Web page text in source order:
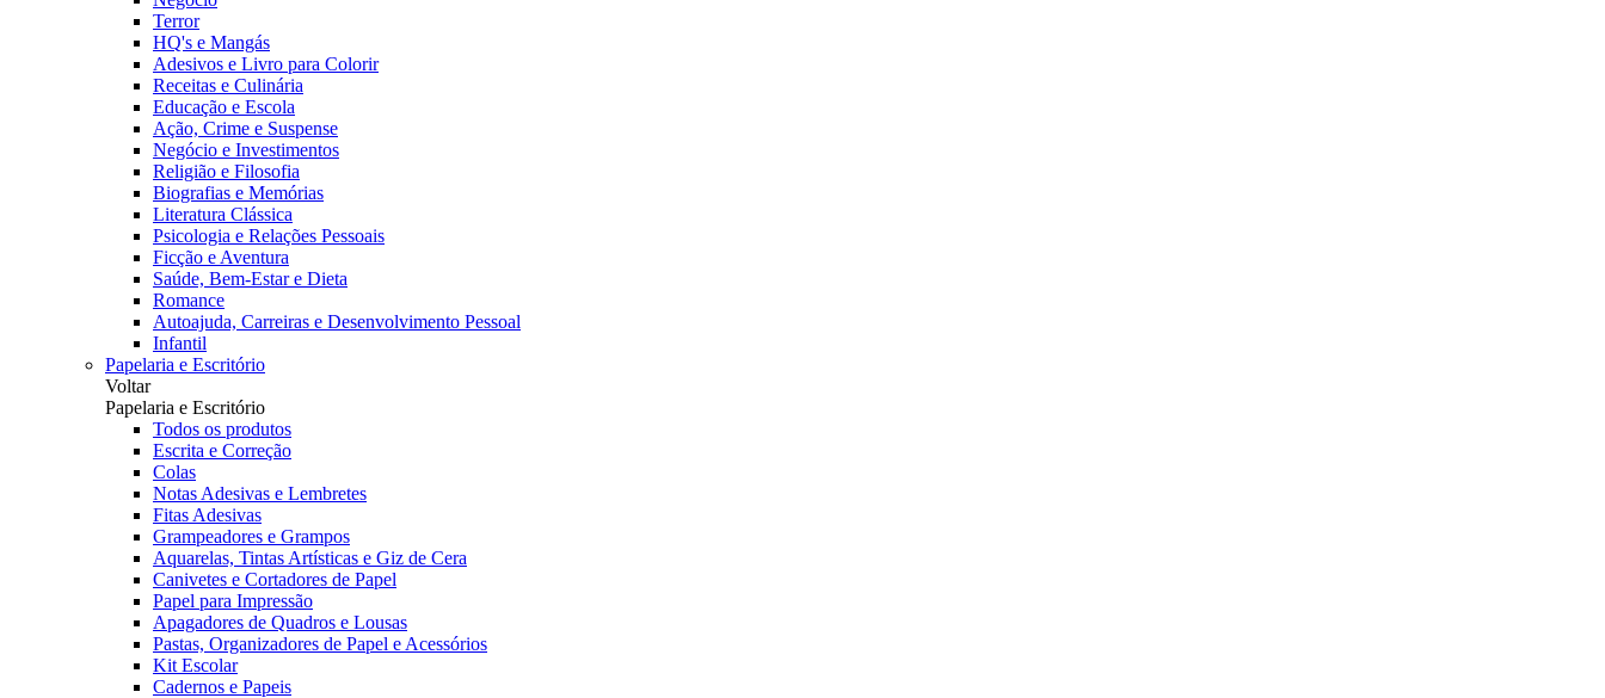
Terror
HQ's e Mangás
Adesivos e Livro para Colorir
Receitas e Culinária
Educação e Escola
Ação, Crime e Suspense
Negócio e Investimentos
Religião e Filosofia
Biografias e Memórias
Literatura Clássica
Psicologia e Relações Pessoais
Ficção e Aventura
Saúde, Bem-Estar e Dieta
Romance
Autoajuda, Carreiras e Desenvolvimento Pessoal
Infantil
Papelaria e Escritório
Voltar
Papelaria e Escritório
Todos os produtos
Escrita e Correção
Colas
Notas Adesivas e Lembretes
Fitas Adesivas
Grampeadores e Grampos
Aquarelas, Tintas Artísticas e Giz de Cera
Canivetes e Cortadores de Papel
Papel para Impressão
Apagadores de Quadros e Lousas
Pastas, Organizadores de Papel e Acessórios
Kit Escolar
Cadernos e Papeis